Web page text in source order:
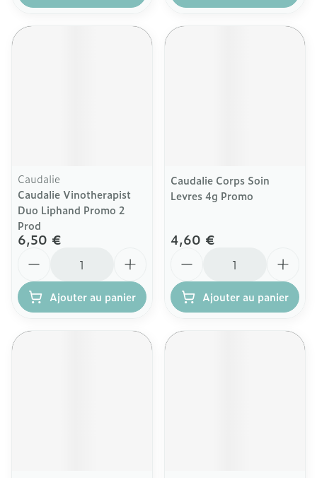
Caudalie
Caudalie Vinotherapist
Duo Liphand Promo 2
Prod
6,50 €
Ajouter au panier
Caudalie Corps Soin
Levres 4g Promo
4,60 €
Ajouter au panier